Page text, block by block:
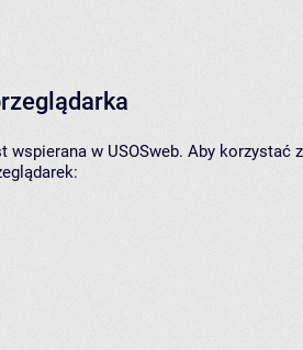
wspierana w USOSweb. Aby korzystać